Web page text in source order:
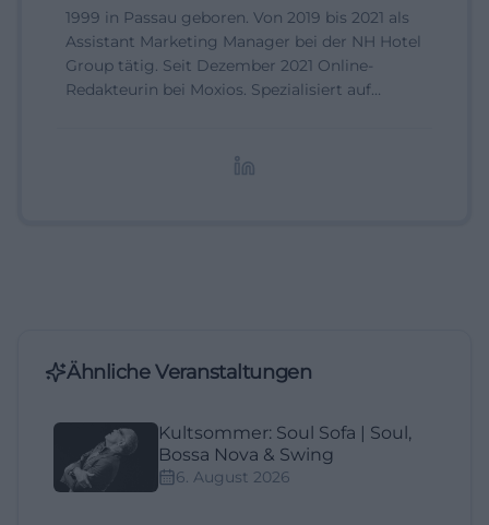
1999 in Passau geboren. Von 2019 bis 2021 als
Assistant Marketing Manager bei der NH Hotel
Group tätig. Seit Dezember 2021 Online-
Redakteurin bei Moxios. Spezialisiert auf
Ähnliche Veranstaltungen
Kultsommer: Soul Sofa | Soul,
Bossa Nova & Swing
6. August 2026